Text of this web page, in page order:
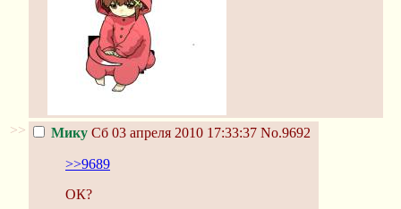
>> Мику Сб 03 апреля 2010 17:33:37 No.9692
>>9689
ОК?